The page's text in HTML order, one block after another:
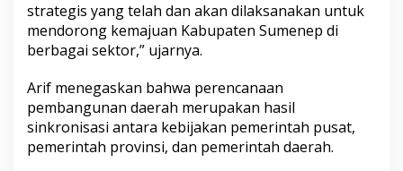
strategis yang telah dan akan dilaksanakan untuk
mendorong kemajuan Kabupaten Sumenep di
berbagai sektor,” ujarnya.
Arif menegaskan bahwa perencanaan
pembangunan daerah merupakan hasil
sinkronisasi antara kebijakan pemerintah pusat,
pemerintah provinsi, dan pemerintah daerah.